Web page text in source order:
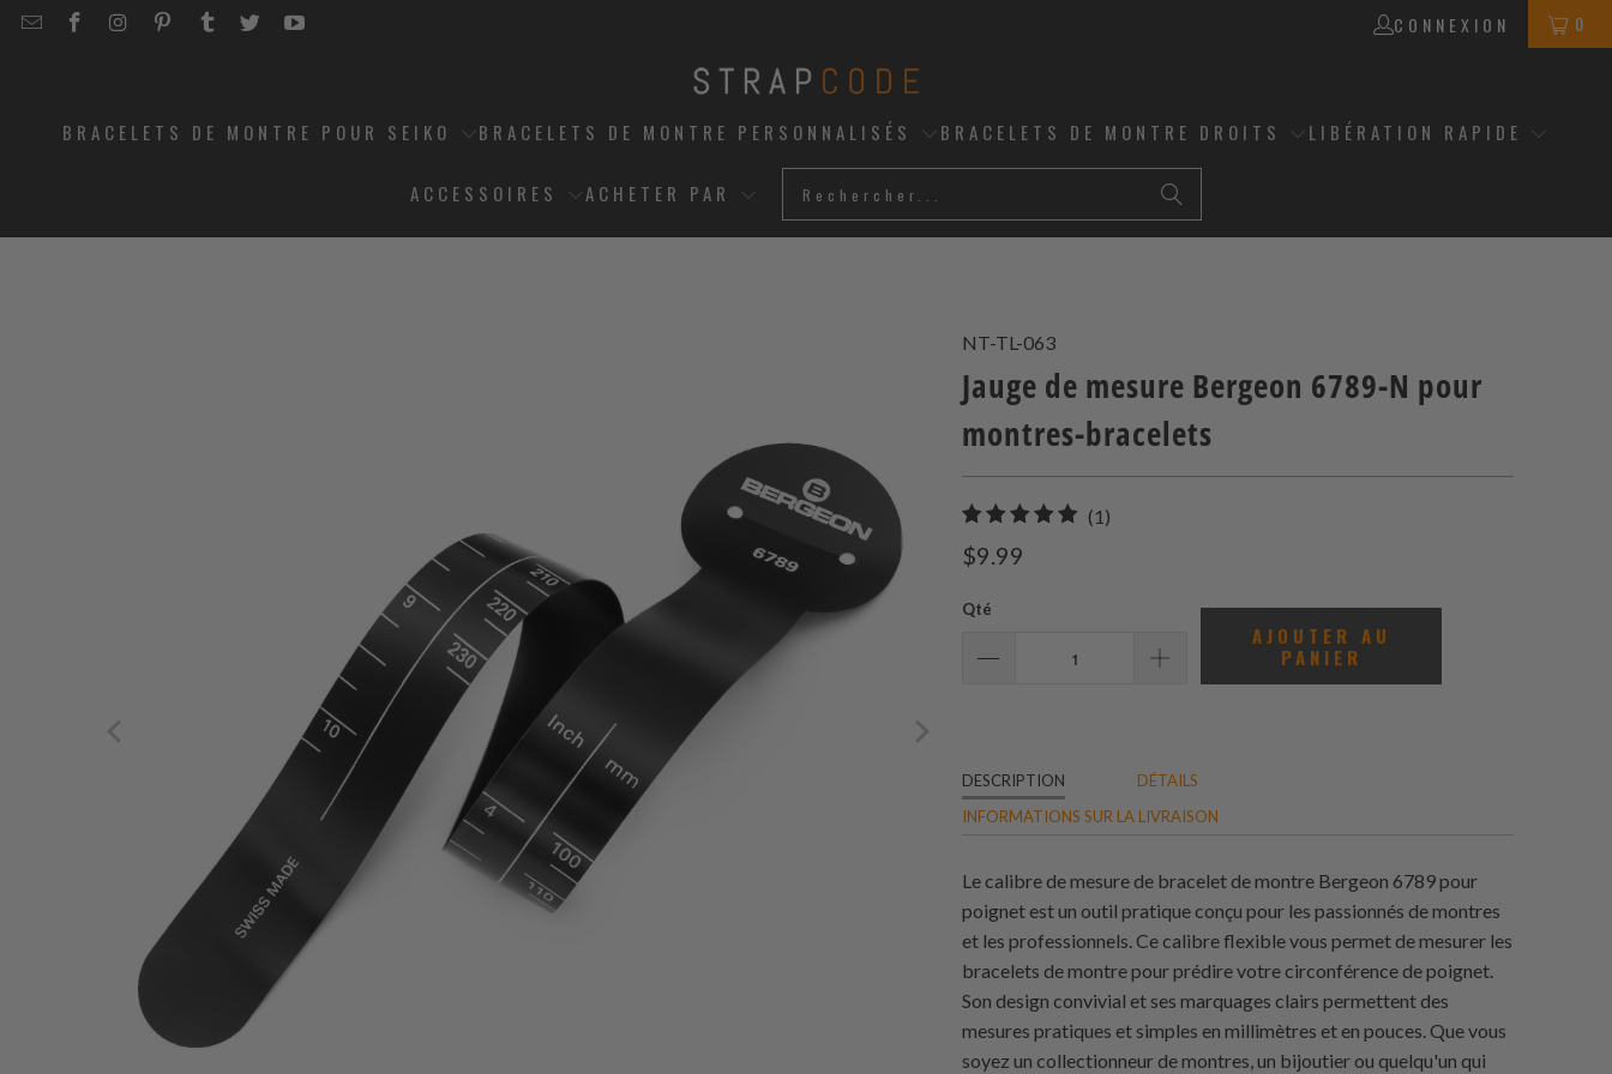
EMAILSTRAPCODE
STRAPCODE
STRAPCODE
STRAPCODE
STRAPCODE
STRAPCODE
CONNEXION 0
BRACELETS DE MONTRE POUR SEIKO BRACELETS DE MONTRE PERSONNALISÉS BRACELETS DE MONTRE DROITS LIBÉRATION RAPIDE
ACCESSOIRES ACHETER PAR
NT-TL-063
Jauge de mesure Bergeon 6789-N pour
montres-bracelets
(1)
$9.99
Qté
AJOUTER AU
PANIER
DESCRIPTION
DÉTAILS
INFORMATIONS SUR LA LIVRAISON
Le calibre de mesure de bracelet de montre Bergeon 6789 pour
poignet est un outil pratique conçu pour les passionnés de montres
et les professionnels. Ce calibre flexible vous permet de mesurer les
bracelets de montre pour prédire votre circonférence de poignet.
Son design convivial et ses marquages clairs permettent des
mesures pratiques et simples en millimètres et en pouces. Que vous
soyez un collectionneur de montres, un bijoutier ou quelqu'un qui